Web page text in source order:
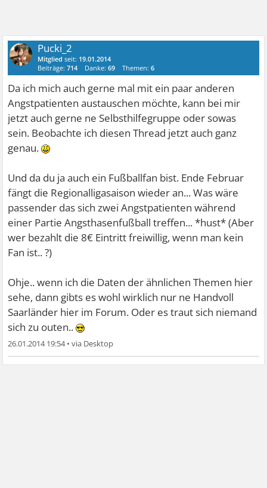
Pucki_2
Mitglied seit: 19.01.2014
Beiträge:714 Danke:69 Themen:6
Da ich mich auch gerne mal mit ein paar anderen
Angstpatienten austauschen möchte, kann bei mir
jetzt auch gerne ne Selbsthilfegruppe oder sowas
sein. Beobachte ich diesen Thread jetzt auch ganz
genau.
Und da du ja auch ein Fußballfan bist. Ende Februar
fängt die Regionalligasaison wieder an... Was wäre
passender das sich zwei Angstpatienten während
einer Partie Angsthasenfußball treffen... *hust* (Aber
wer bezahlt die 8€ Eintritt freiwillig, wenn man kein
Fan ist.. ?)
Ohje.. wenn ich die Daten der ähnlichen Themen hier
sehe, dann gibts es wohl wirklich nur ne Handvoll
Saarländer hier im Forum. Oder es traut sich niemand
sich zu outen..
26.01.2014 19:54•